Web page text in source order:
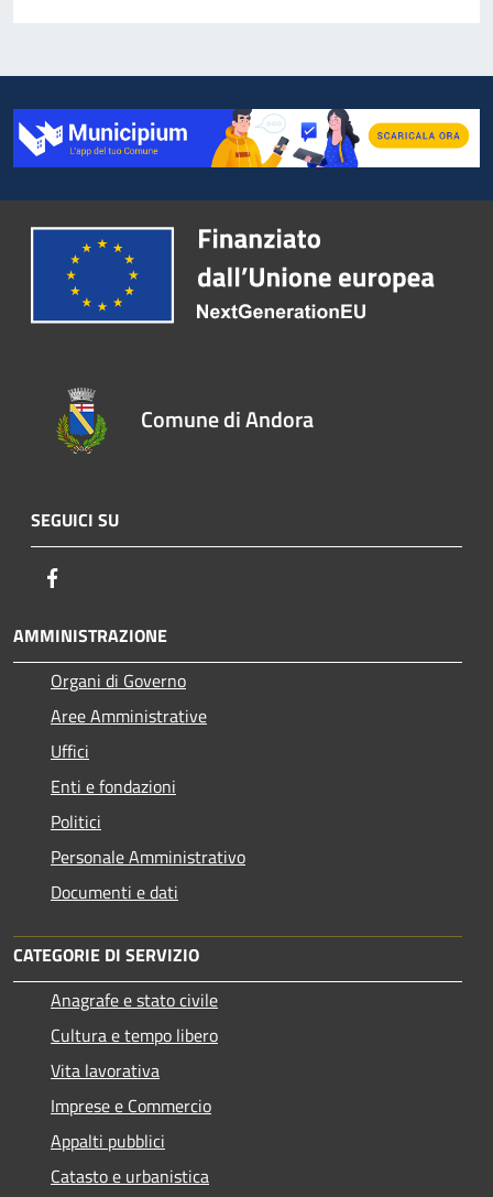
Comune di Andora
SEGUICI SU
AMMINISTRAZIONE
Organi di Governo
Aree Amministrative
Uffici
Enti e fondazioni
Politici
Personale Amministrativo
Documenti e dati
CATEGORIE DI SERVIZIO
Anagrafe e stato civile
Cultura e tempo libero
Vita lavorativa
Imprese e Commercio
Appalti pubblici
Catasto e urbanistica